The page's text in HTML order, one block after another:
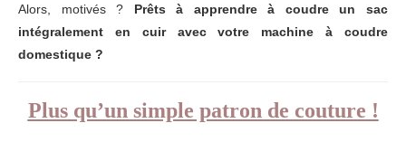
Alors, motivés ? Prêts à apprendre à coudre un sac
intégralement en cuir avec votre machine à coudre
domestique ?
Plus qu’un simple patron de couture !